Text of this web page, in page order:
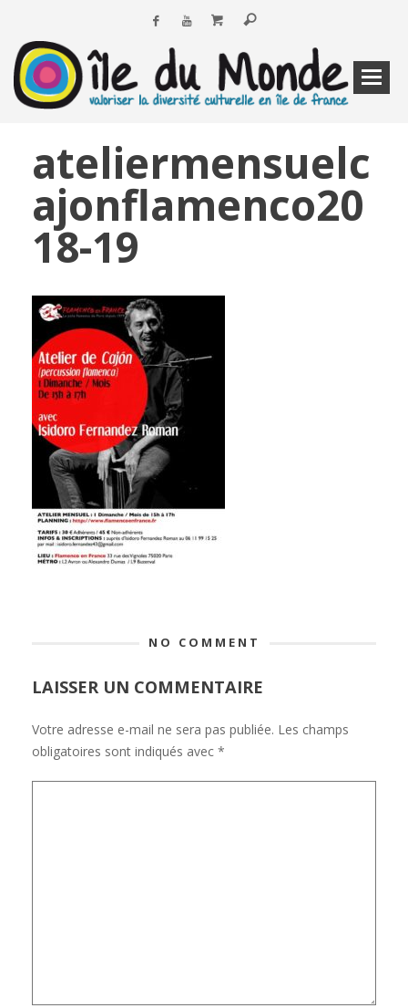
ateliermensuelc
ajonflamenco20
18-19
NO COMMENT
LAISSER UN COMMENTAIRE
Votre adresse e-mail ne sera pas publiée. Les champs
obligatoires sont indiqués avec *